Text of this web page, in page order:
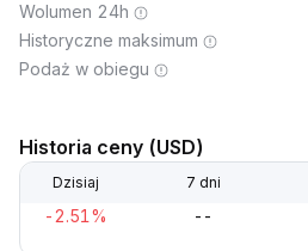
Wolumen 24h
Historyczne maksimum
Podaż w obiegu
Historia ceny (USD)
Dzisiaj 7 dni
-2.51% --